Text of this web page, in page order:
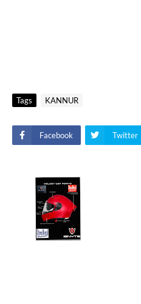
Tags KANNUR
Facebook Twitter